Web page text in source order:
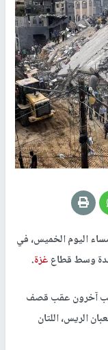
مساء اليوم الخميس، في
وسط قطاعغزة.
وأصيب آخرون عقب قصف
الريس، اللتان